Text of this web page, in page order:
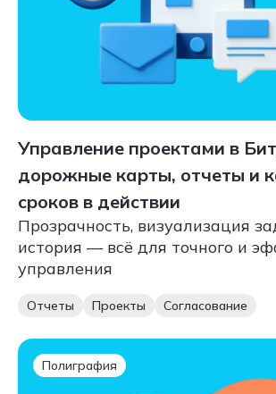
Управление проектами в
дорожные карты, отчеты и
сроков в действии
Прозрачность, визуализация
история — всё для точного и
управления
Отчеты Проекты Согласование
Полиграфия